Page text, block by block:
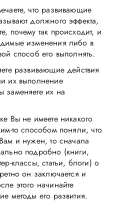
что развивающие
должного эффекта,
почему так происходит, и
изменения либо в
способ его выполнять.
развивающие действия
их выполнение
заменяете их на
Вы не имеете никакого
то способом поняли, что
и нужен, то сначала
подробно (книги,
классы, статьи, блоги) о
он заключается и
этого начинайте
методы его развития.